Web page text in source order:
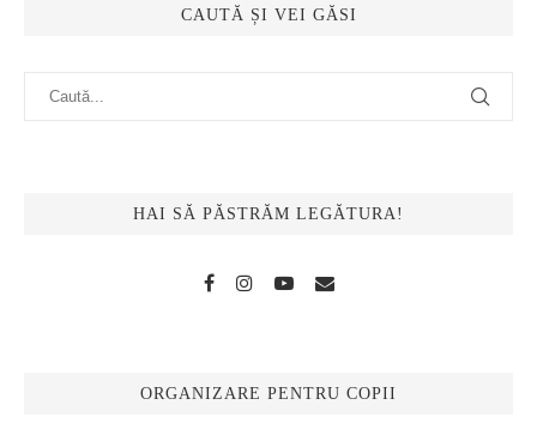
CAUTĂ ȘI VEI GĂSI
HAI SĂ PĂSTRĂM LEGĂTURA!
ORGANIZARE PENTRU COPII